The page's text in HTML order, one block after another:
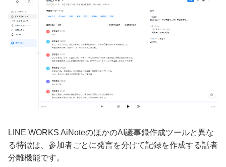
LINE WORKS AiNoteのほかのAI議事録作成ツールと異な
る特徴は、参加者ごとに発言を分けて記録を作成する話者
分離機能です。